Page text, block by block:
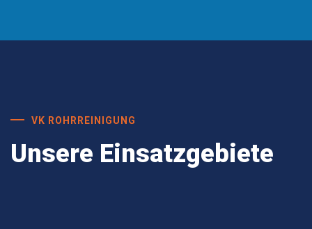
VK ROHRREINIGUNG
Unsere Einsatzgebiete